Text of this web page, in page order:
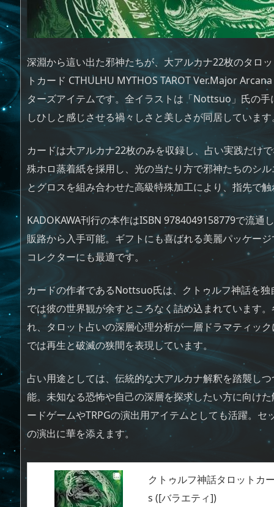
深淵から這い出た邪神たちが、大アルカナ22枚のタロ
トカード CTHULHU MYTHOS TAROT Ver.Major
ターズアイテムです。全イラストは「Nottsuo」氏の
しひしと感じさせる禍々しさと美しさが同居しています
カードは大アルカナ22枚のみを収録し、占い実践だけ
殊ホロ蒸着紙を採用し、光の当たり方で邪神たちのシ
とグロスを組み合わせた高級特殊加工により、指先で
KADOKAWA刊行の本作はISBN 9784049158779で流通
販路から入手可能。ギフトにも喜ばれる美麗パッケー
コレクターにも最適です。
カードの作者であるNottsuo氏は、クトゥルフ神話を
では彼の世界観が余すところなく詰め込まれています
れ、タロット占いの深層心理分析が一層ドラマティッ
では再生と破滅の狭間を表現しています。
占い用途としては、伝統的な大アルカナ解釈を踏襲し
能。未知なる恐怖や自己の深層を探求したい方に向け
ードゲームやTRPGの演出用アイテムとしても活躍。
の演出に華を添えます。
クトゥルフ神話タロットカ
s ([バラエティ])